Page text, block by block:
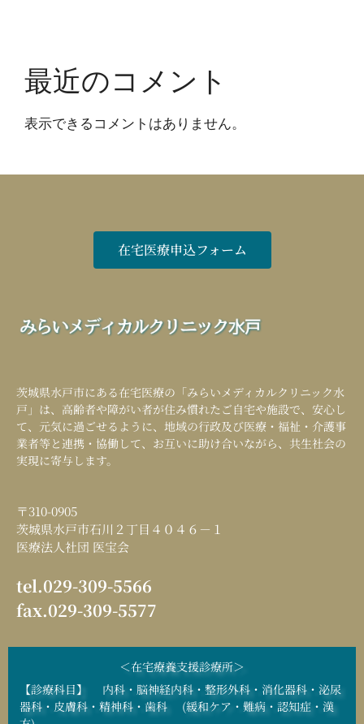
最近のコメント
表示できるコメントはありません。
在宅医療申込フォーム
茨城県水戸市にある在宅医療の「みらいメディカルクリニック水
戸 」は、高齢者や障がい者が住み慣れたご自宅や施設で、安心し
て、元気に過ごせるように、地域の行政及び医療・福祉・介護事
業者等と連携・協働して、お互いに助け合いながら、共生社会の
実現に寄与します。
〒310-0905
茨城県水戸市石川２丁目４０４６－１
医療法人社団 医宝会
tel.029-309-5566
fax.029-309-5577
＜在宅療養支援診療所＞
【診療科目】 内科・脳神経内科・整形外科・消化器科・泌尿
器科・皮膚科・精神科・歯科 (緩和ケア・難病・認知症・漢